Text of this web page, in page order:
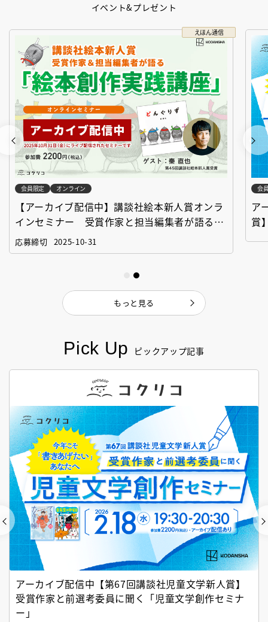
Pick Up ピックアップ記事
アーカイブ配信中【第67回講談社児童文学新人賞】
受賞作家と前選考委員に聞く「児童文学創作セミナ
ー」
イベント&プレゼント
えほん通信
会員限定 オンライン
【アーカイブ配信中】講談社絵本新人賞オンラ
インセミナー 受賞作家と担当編集者が語る
「絵本創作実践講座」
応募締切 2025-10-31
会
ア
賞
もっと見る